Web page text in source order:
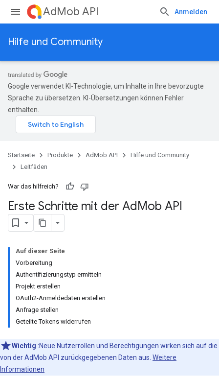
AdMob API Anmelden
Hilfe und Community
Google verwendet KI-Technologie, um Inhalte in Ihre bevorzugte
Sprache zu übersetzen. KI-Übersetzungen können Fehler
enthalten.
Startseite Produkte AdMob API
Hilfe und Community
Leitfäden
War das hilfreich?
Erste Schritte mit der AdMob API
Auf dieser Seite
Vorbereitung
Authentifizierungstyp ermitteln
Projekt erstellen
OAuth2-Anmeldedaten erstellen
Anfrage stellen
Geteilte Tokens widerrufen
Wichtig :Neue Nutzerrollen und Berechtigungen wirken sich auf die
von der AdMob API zurückgegebenen Daten aus. Weitere
Informationen